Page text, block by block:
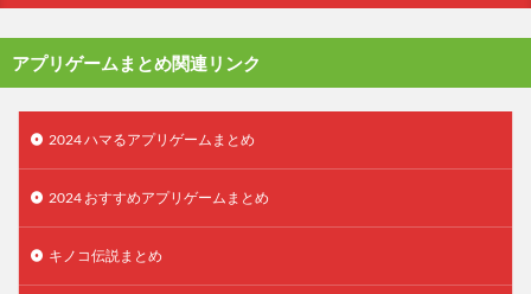
アプリゲームまとめ関連リンク
2024 ハマるアプリゲームまとめ
2024 おすすめアプリゲームまとめ
キノコ伝説まとめ